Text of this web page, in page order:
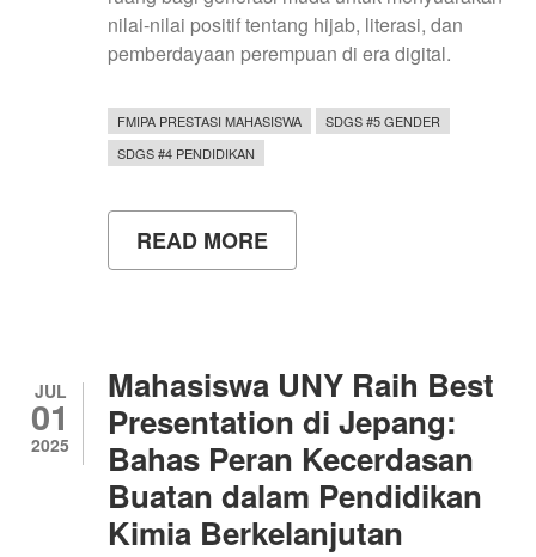
nilai-nilai positif tentang hijab, literasi, dan
pemberdayaan perempuan di era digital.
FMIPA PRESTASI MAHASISWA
SDGS #5 GENDER
SDGS #4 PENDIDIKAN
READ MORE
MAHASISWA
AJANG
NASIONAL
PUTRI
HIJABFLUENCER
INDONESIA
2025
JUL
01
2025
Mahasiswa UNY Raih Best
Presentation di Jepang:
Bahas Peran Kecerdasan
Buatan dalam Pendidikan
Kimia Berkelanjutan